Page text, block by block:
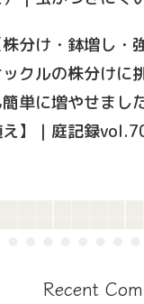
株分け・鉢増し・
クルの株分けに
簡単に増やせまし
え】｜庭記録
Recent